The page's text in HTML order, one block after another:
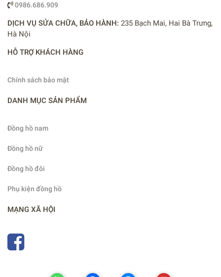
0986.686.909
DỊCH VỤ SỬA CHỮA, BẢO HÀNH: 235 Bạch Mai, Hai Bà Trưng,
Hà Nội
HỖ TRỢ KHÁCH HÀNG
Chính sách bảo mật
DANH MỤC SẢN PHẨM
Đồng hồ nam
Đồng hồ nữ
Đồng hồ đôi
Phụ kiện đồng hồ
MẠNG XÃ HỘI